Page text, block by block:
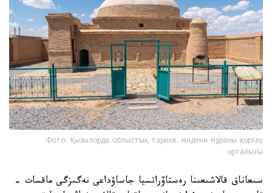
Фото: Қызылорда облыстық тарихи-мәдени мұраны қорғау
орталығы
سىعاناق قالاشىعىنا رەستاۆراتسيا جاساۋداعى نەگىزگى ماقسات -